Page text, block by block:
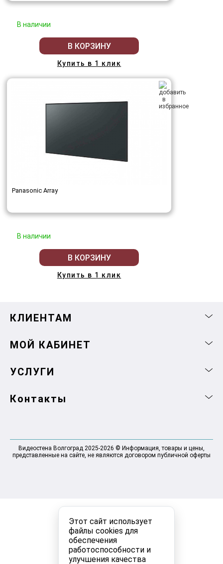
Этот сайт использует
файлы cookies для
обеспечения
работоспособности и
улучшения качества
В наличии
В КОРЗИНУ
Купить в 1 клик
Panasonic Array
В наличии
В КОРЗИНУ
Купить в 1 клик
КЛИЕНТАМ
МОЙ КАБИНЕТ
УСЛУГИ
Контакты
Видеостена Волгоград 2025-2026 © Информация, товары и цены,
представленные на сайте, не являются договором публичной оферты